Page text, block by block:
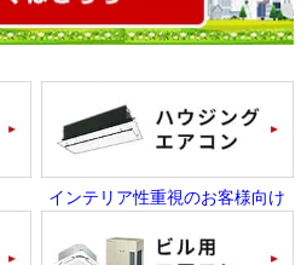
インテリア性重視のお客様向け